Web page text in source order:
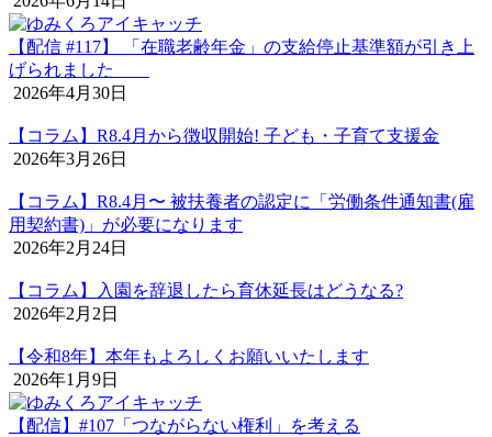
【配信 #117】 「在職老齢年金」の支給停止基準額が引き上
げられました
2026年4月30日
【コラム】R8.4月から徴収開始! 子ども・子育て支援金
2026年3月26日
【コラム】R8.4月〜 被扶養者の認定に「労働条件通知書(雇
用契約書)」が必要になります
2026年2月24日
【コラム】入園を辞退したら育休延長はどうなる?
2026年2月2日
【令和8年】本年もよろしくお願いいたします
2026年1月9日
【配信】#107「つながらない権利」を考える